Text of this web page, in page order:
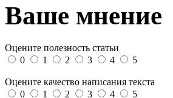
Ваше мнение
Оцените полезность статьи
0
1 2 3 4 5
Оцените качество написания текста
0
1 2 3 4 5